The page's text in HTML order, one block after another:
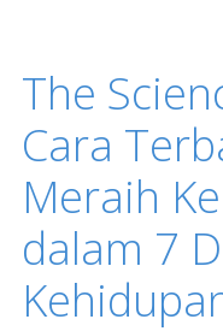
The
Cara
Meraih
dalam 7